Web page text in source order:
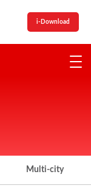
i-Download
Multi-city